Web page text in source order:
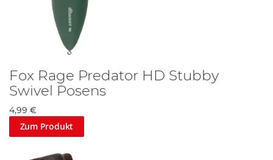
Fox Rage Predator HD Stubby
Swivel Posens
4,99 €
Zum Produkt